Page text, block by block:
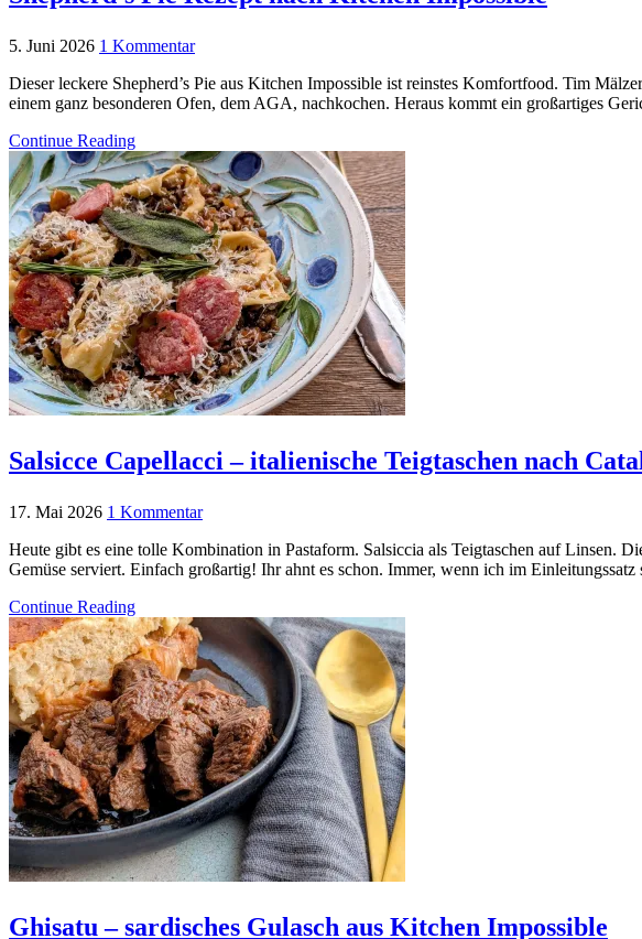
5. Juni 2026 1 Kommentar
Dieser leckere Shepherd’s Pie aus Kitchen Impossible ist reinstes Komfortfood. Tim
einem ganz besonderen Ofen, dem AGA, nachkochen. Heraus kommt ein großartiges
Continue Reading
Salsicce Capellacci – italienische Teigtaschen nach
17. Mai 2026 1 Kommentar
Heute gibt es eine tolle Kombination in Pastaform. Salsiccia als Teigtaschen auf Linsen.
Gemüse serviert. Einfach großartig! Ihr ahnt es schon. Immer, wenn ich im
Continue Reading
Ghisatu – sardisches Gulasch aus Kitchen Impossible